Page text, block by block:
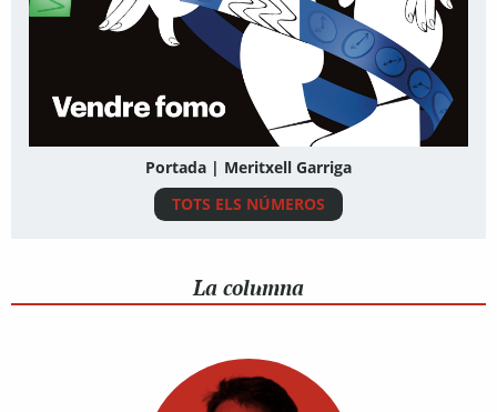
Portada | Meritxell Garriga
TOTS ELS NÚMEROS
La columna